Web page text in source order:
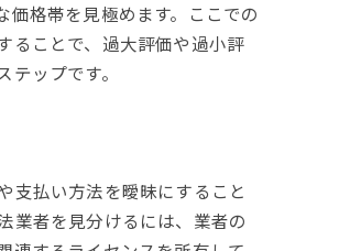
格帯を見極めます。ここでの
ることで、過大評価や過小評
ップです。
支払い方法を曖昧にすること
業者を見分けるには、業者の